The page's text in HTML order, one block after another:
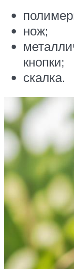
нож;
кнопки;
скалка.